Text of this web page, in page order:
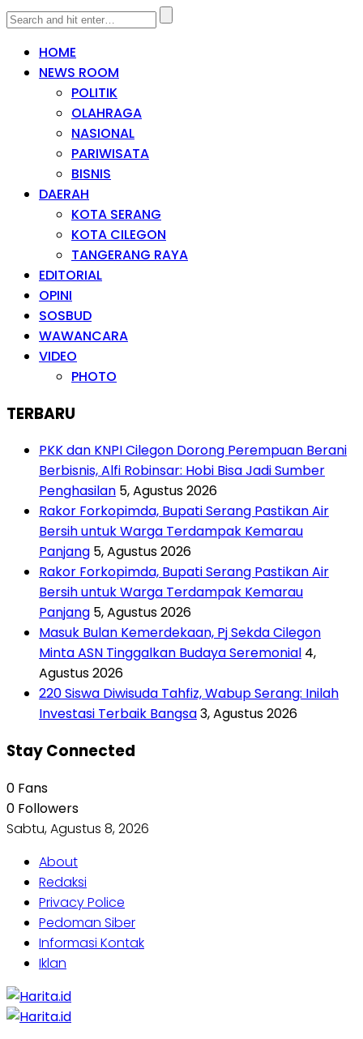
HOME
NEWS ROOM
POLITIK
OLAHRAGA
NASIONAL
PARIWISATA
BISNIS
DAERAH
KOTA SERANG
KOTA CILEGON
TANGERANG RAYA
EDITORIAL
OPINI
SOSBUD
WAWANCARA
VIDEO
PHOTO
TERBARU
PKK dan KNPI Cilegon Dorong Perempuan Berani
Berbisnis, Alfi Robinsar: Hobi Bisa Jadi Sumber
Penghasilan 5, Agustus 2026
Rakor Forkopimda, Bupati Serang Pastikan Air
Bersih untuk Warga Terdampak Kemarau
Panjang 5, Agustus 2026
Rakor Forkopimda, Bupati Serang Pastikan Air
Bersih untuk Warga Terdampak Kemarau
Panjang 5, Agustus 2026
Masuk Bulan Kemerdekaan, Pj Sekda Cilegon
Minta ASN Tinggalkan Budaya Seremonial 4,
Agustus 2026
220 Siswa Diwisuda Tahfiz, Wabup Serang: Inilah
Investasi Terbaik Bangsa3, Agustus 2026
Stay Connected
0 Fans
0 Followers
Sabtu, Agustus 8, 2026
About
Redaksi
Privacy Police
Pedoman Siber
Informasi Kontak
Iklan